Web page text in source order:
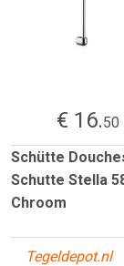
€ 16.50
Schütte
Schutte Stella
Chroom
Tegeldepot.nl